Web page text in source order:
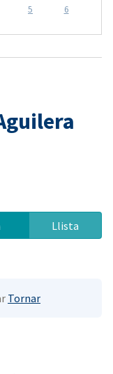
5 6
Llista
Tornar